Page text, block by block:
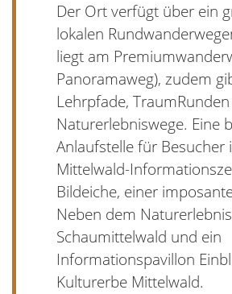
Der Ort verfügt über ein
lokalen
liegt am
Panoramaweg), zudem
Lehrpfade,
Naturerlebniswege. Eine
Anlaufstelle für Besucher
Mittelwald-
Bildeiche, einer
Neben dem
Schaumittelwald und ein
Informationspavillon
Kulturerbe Mittelwald.